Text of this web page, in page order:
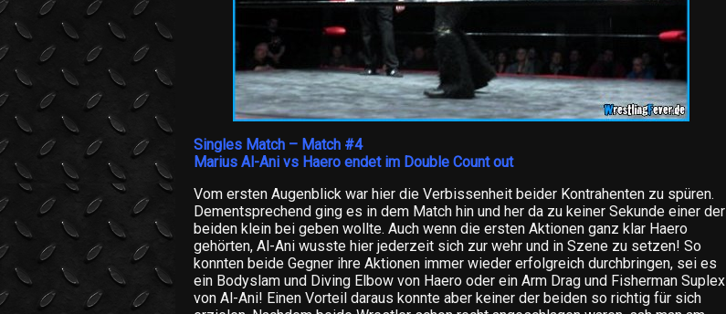
Singles Match – Match #4
Marius Al-Ani vs Haero endet im Double Count out
Vom ersten Augenblick war hier die Verbissenheit beider Kontrahenten zu spüren.
Dementsprechend ging es in dem Match hin und her da zu keiner Sekunde einer der
beiden klein bei geben wollte. Auch wenn die ersten Aktionen ganz klar Haero
gehörten, Al-Ani wusste hier jederzeit sich zur wehr und in Szene zu setzen! So
konnten beide Gegner ihre Aktionen immer wieder erfolgreich durchbringen, sei es
ein Bodyslam und Diving Elbow von Haero oder ein Arm Drag und Fisherman Suplex
von Al-Ani! Einen Vorteil daraus konnte aber keiner der beiden so richtig für sich